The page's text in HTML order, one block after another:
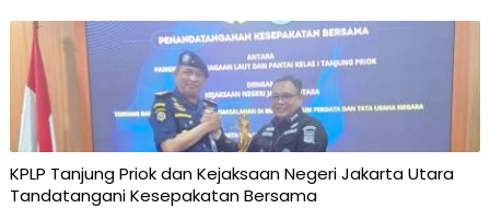
KPLP Tanjung Priok dan Kejaksaan Negeri Jakarta Utara
Tandatangani Kesepakatan Bersama